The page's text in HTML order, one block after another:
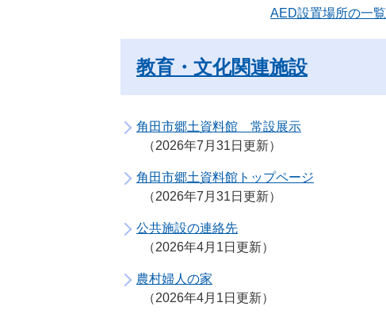
AED設置場所の一覧
教育・文化関連施設
角田市郷土資料館 常設展示
2026年7月31日更新
角田市郷土資料館トップページ
2026年7月31日更新
公共施設の連絡先
2026年4月1日更新
農村婦人の家
2026年4月1日更新